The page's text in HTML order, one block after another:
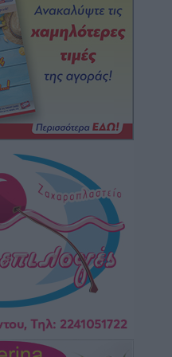
πρέπει να τις
ποιοι όχι
Μαρία Βλάχου
για συντήρηση
Ένα βήμα πριν από
πυγμαχίας
για Ευρώπη και